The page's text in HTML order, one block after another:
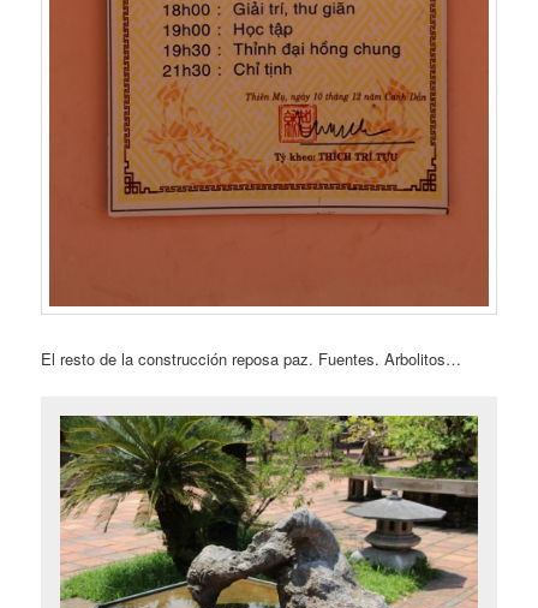
El resto de la construcción reposa paz. Fuentes. Arbolitos…